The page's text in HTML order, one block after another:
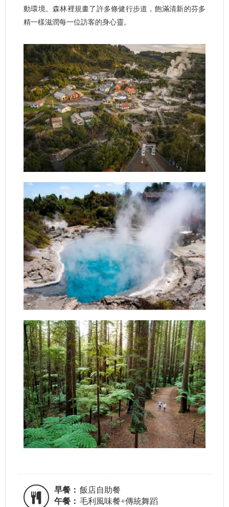
動環境。森林裡規畫了許多條健行步道，飽滿清新的芬多
精一樣滋潤每一位訪客的身心靈。
早餐： 飯店自助餐
午餐： 毛利風味餐+傳統舞蹈